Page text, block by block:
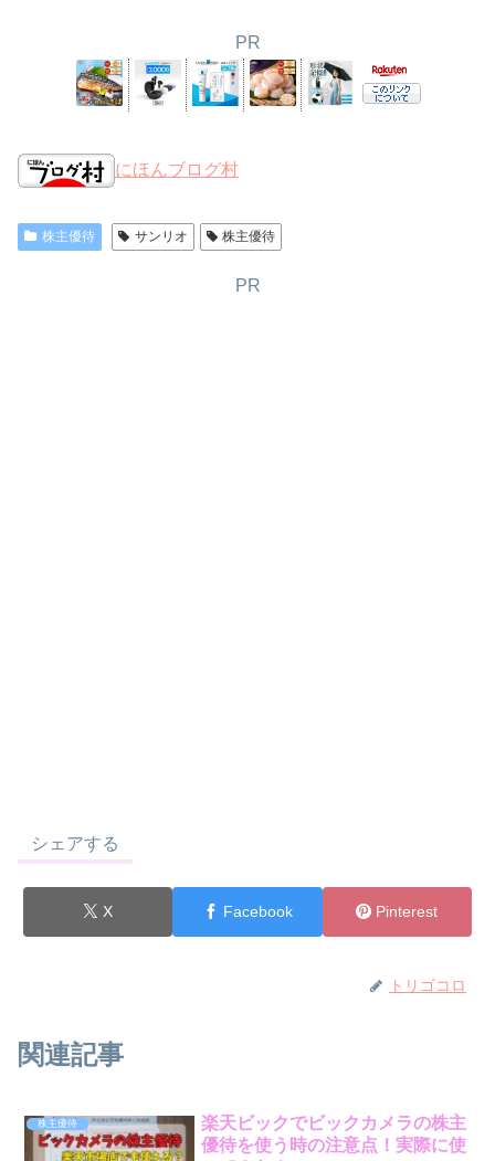
PR
にほんブログ村
株主優待 サンリオ 株主優待
PR
シェアする
X Facebook Pinterest
トリゴコロ
関連記事
株主優待
楽天ビックでビックカメラの株主
優待を使う時の注意点！実際に使